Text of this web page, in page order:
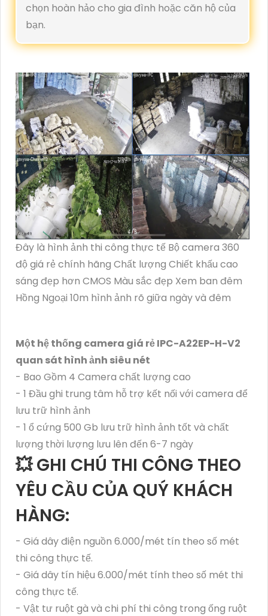
chọn hoàn hảo cho gia đình hoặc căn hộ của
bạn.
Đây là hình ảnh thi công thực tế Bộ camera 360
độ giá rẻ chính hãng Chất lượng Chiết khấu cao
sáng đẹp hơn CMOS Màu sắc đẹp Xem ban đêm
Hồng Ngoại 10m hình ảnh rõ giữa ngày và đêm
Một hệ thống camera giá rẻ IPC-A22EP-H-V2
quan sát hình ảnh siêu nét
- Bao Gồm 4 Camera chất lượng cao
- 1 Đầu ghi trung tâm hỗ trợ kết nối với camera để
lưu trữ hình ảnh
- 1 ổ cứng 500 Gb lưu trữ hình ảnh tốt và chất
lượng thời lượng lưu lên đến 6-7 ngày
💥 GHI CHÚ THI CÔNG THEO
YÊU CẦU CỦA QUÝ KHÁCH
HÀNG:
- Giá dây điện nguồn 6.000/mét tín theo số mét
thi công thực tế.
- Giá dây tín hiệu 6.000/mét tính theo số mét thi
công thực tế.
- Vật tư ruột gà và chi phí thi công trong ống ruột